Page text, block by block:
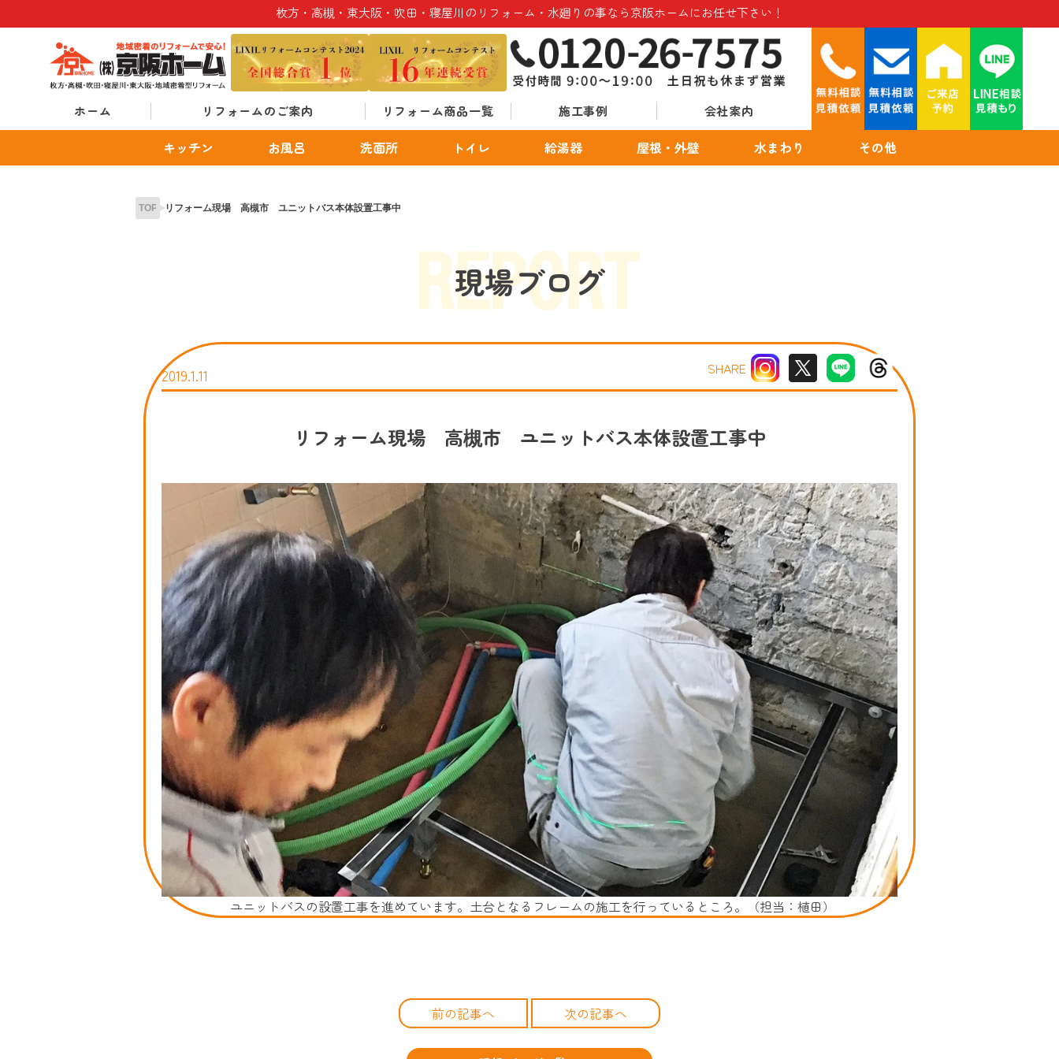
to
枚方・高槻・東大阪・吹田・寝屋川のリフォーム・水廻りの事なら京阪ホームにお任せ下さい！
ホーム リフォームのご案内 リフォーム商品一覧 施工事例 会社案内
キッチン お風呂 洗面所 トイレ 給湯器 屋根・外壁 水まわり その他
TOP リフォーム現場 高槻市 ユニットバス本体設置工事中
現場ブログ
2019.1.11 SHARE
リフォーム現場 高槻市 ユニットバス本体設置工事中
ユニットバスの設置工事を進めています。土台となるフレームの施工を行っているところ。（担当：植田）
前の記事へ 次の記事へ